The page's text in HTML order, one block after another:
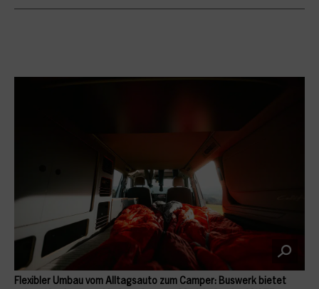
Flexibler Umbau vom Alltagsauto zum Camper: Buswerk bietet